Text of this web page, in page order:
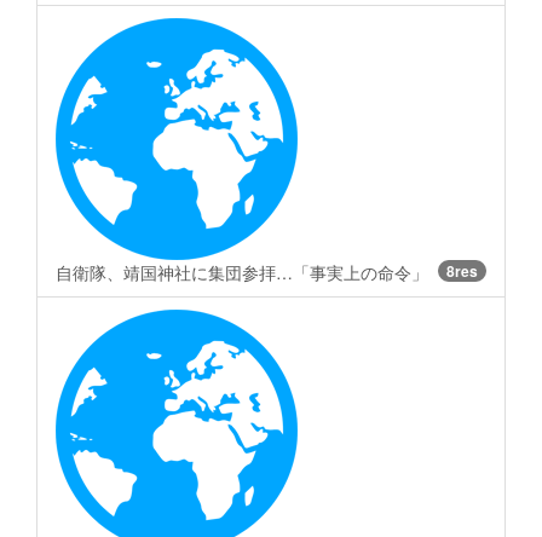
自衛隊、靖国神社に集団参拝…「事実上の命令」 8res